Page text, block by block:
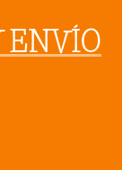
ENVÍO